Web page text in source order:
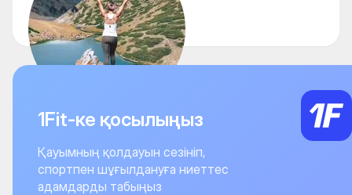
🔥🔥🔥
1Fit-ке қосылыңыз
Қауымның қолдауын сезініп,
спортпен шұғылдануға ниеттес
адамдарды табыңыз